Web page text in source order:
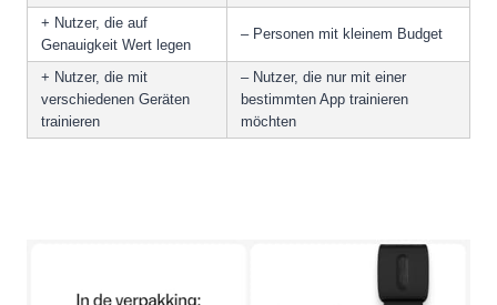
+ Nutzer, die auf
Genauigkeit Wert legen
– Personen mit kleinem Budget
+ Nutzer, die mit
verschiedenen Geräten
trainieren
– Nutzer, die nur mit einer
bestimmten App trainieren
möchten